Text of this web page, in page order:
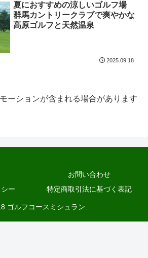
夏におすすめの涼しいゴルフ場
群馬カントリークラブで爽やかな
高原ゴルフと天然温泉
2025.09.18
ーションが含まれる場合があります
お問い合わせ
ー
特定商取引法に基づく表記
ゴルフコースミシュラン.